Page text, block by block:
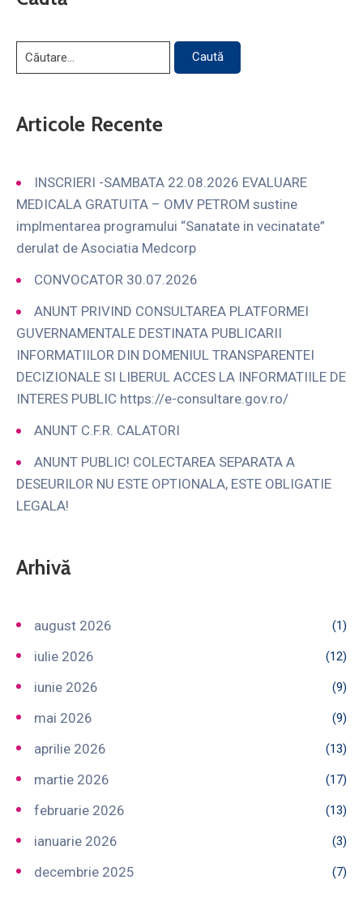
Articole Recente
INSCRIERI -SAMBATA 22.08.2026 EVALUARE
MEDICALA GRATUITA – OMV PETROM sustine
implmentarea programului “Sanatate in vecinatate”
derulat de Asociatia Medcorp
CONVOCATOR 30.07.2026
ANUNT PRIVIND CONSULTAREA PLATFORMEI
GUVERNAMENTALE DESTINATA PUBLICARII
INFORMATIILOR DIN DOMENIUL TRANSPARENTEI
DECIZIONALE SI LIBERUL ACCES LA INFORMATIILE DE
INTERES PUBLIC https://e-consultare.gov.ro/
ANUNT C.F.R. CALATORI
ANUNT PUBLIC! COLECTAREA SEPARATA A
DESEURILOR NU ESTE OPTIONALA, ESTE OBLIGATIE
LEGALA!
Arhivă
august 2026 (1)
iulie 2026 (12)
iunie 2026 (9)
mai 2026 (9)
aprilie 2026 (13)
martie 2026 (17)
februarie 2026 (13)
ianuarie 2026 (3)
decembrie 2025 (7)